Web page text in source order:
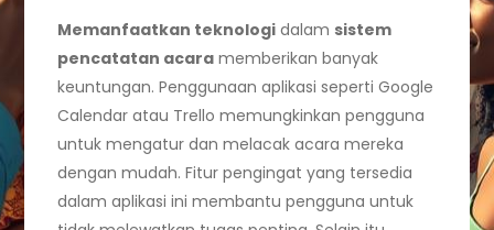
Memanfaatkan teknologi dalam sistem
pencatatan acara memberikan banyak
keuntungan. Penggunaan aplikasi seperti Google
Calendar atau Trello memungkinkan pengguna
untuk mengatur dan melacak acara mereka
dengan mudah. Fitur pengingat yang tersedia
dalam aplikasi ini membantu pengguna untuk